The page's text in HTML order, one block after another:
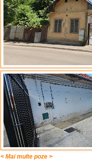
< Mai multe poze >